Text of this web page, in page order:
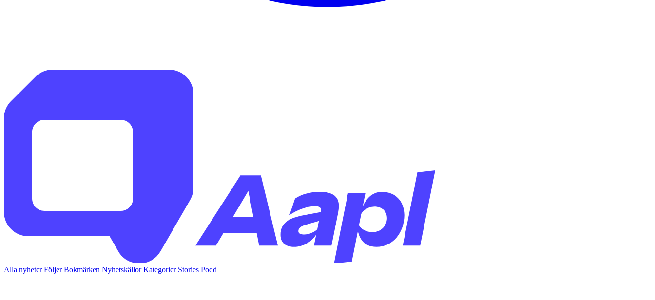
Alla nyheterFöljerBokmärken NyhetskällorKategorier Stories Podd